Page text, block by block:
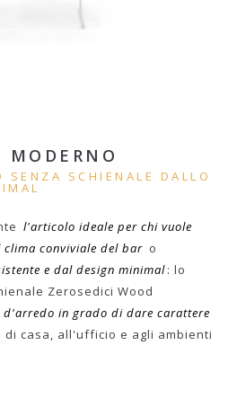
MODERNO
SENZA SCHIENALE DALLO
l'articolo ideale per chi vuole
conviviale del bar o
e dal design minimal: lo
Zerosedici Wood
in grado di dare carattere
di casa, all'ufficio e agli ambienti